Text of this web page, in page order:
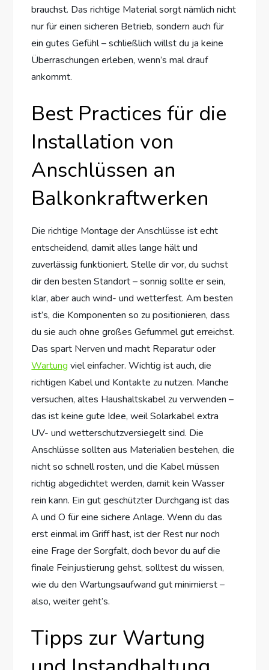
brauchst. Das richtige Material sorgt nämlich nicht
nur für einen sicheren Betrieb, sondern auch für
ein gutes Gefühl – schließlich willst du ja keine
Überraschungen erleben, wenn’s mal drauf
ankommt.
Best Practices für die
Installation von
Anschlüssen an
Balkonkraftwerken
Die richtige Montage der Anschlüsse ist echt
entscheidend, damit alles lange hält und
zuverlässig funktioniert. Stelle dir vor, du suchst
dir den besten Standort – sonnig sollte er sein,
klar, aber auch wind- und wetterfest. Am besten
ist’s, die Komponenten so zu positionieren, dass
du sie auch ohne großes Gefummel gut erreichst.
Das spart Nerven und macht Reparatur oder
Wartung viel einfacher. Wichtig ist auch, die
richtigen Kabel und Kontakte zu nutzen. Manche
versuchen, altes Haushaltskabel zu verwenden –
das ist keine gute Idee, weil Solarkabel extra
UV- und wetterschutzversiegelt sind. Die
Anschlüsse sollten aus Materialien bestehen, die
nicht so schnell rosten, und die Kabel müssen
richtig abgedichtet werden, damit kein Wasser
rein kann. Ein gut geschützter Durchgang ist das
A und O für eine sichere Anlage. Wenn du das
erst einmal im Griff hast, ist der Rest nur noch
eine Frage der Sorgfalt, doch bevor du auf die
finale Feinjustierung gehst, solltest du wissen,
wie du den Wartungsaufwand gut minimierst –
also, weiter geht’s.
Tipps zur Wartung